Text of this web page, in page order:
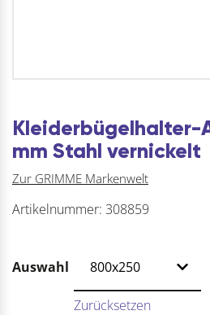
Kleiderbügelhalter-
mm Stahl vernickelt
Zur GRIMME Markenwelt
Artikelnummer: 308859
Auswahl
Zurücksetzen